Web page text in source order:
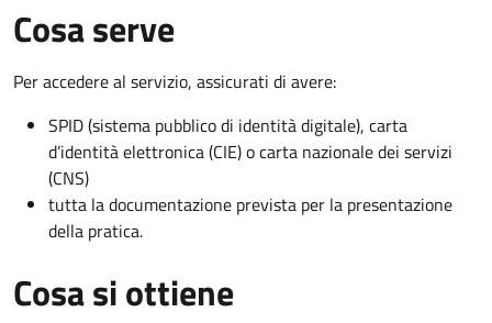
Cosa serve
Per accedere al servizio, assicurati di avere:
SPID (sistema pubblico di identità digitale), carta
d’identità elettronica (CIE) o carta nazionale dei servizi
(CNS)
tutta la documentazione prevista per la presentazione
della pratica.
Cosa si ottiene